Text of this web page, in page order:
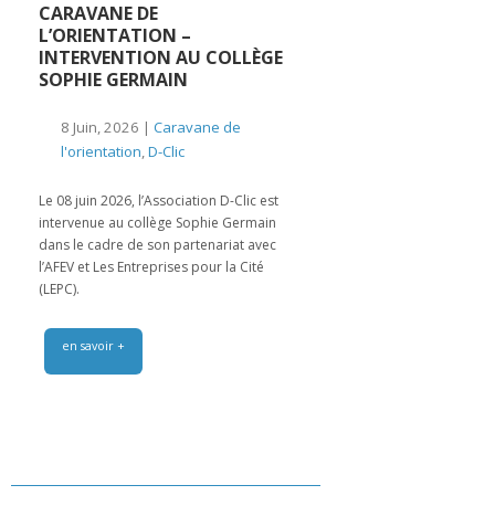
CARAVANE DE
L’ORIENTATION –
INTERVENTION AU COLLÈGE
SOPHIE GERMAIN
8 Juin, 2026 | Caravane de
l'orientation,D-Clic
Le 08 juin 2026, l’Association D-Clic est
intervenue au collège Sophie Germain
dans le cadre de son partenariat avec
l’AFEV et Les Entreprises pour la Cité
(LEPC).
en savoir +